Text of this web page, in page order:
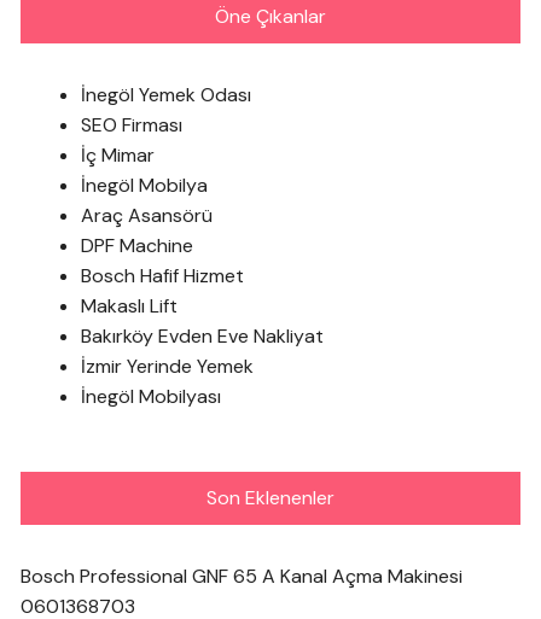
Öne Çıkanlar
İnegöl Yemek Odası
SEO Firması
İç Mimar
İnegöl Mobilya
Araç Asansörü
DPF Machine
Bosch Hafif Hizmet
Makaslı Lift
Bakırköy Evden Eve Nakliyat
İzmir Yerinde Yemek
İnegöl Mobilyası
Son Eklenenler
Bosch Professional GNF 65 A Kanal Açma Makinesi
0601368703